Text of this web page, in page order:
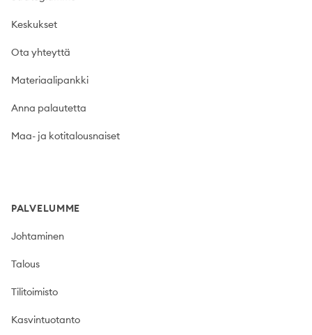
Keskukset
Ota yhteyttä
Materiaalipankki
Anna palautetta
Maa- ja kotitalousnaiset
PALVELUMME
Johtaminen
Talous
Tilitoimisto
Kasvintuotanto